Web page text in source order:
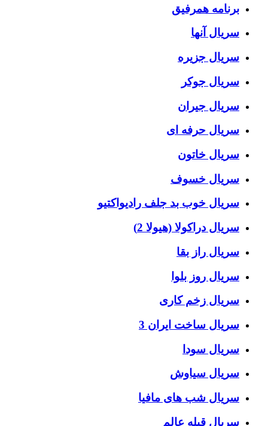
برنامه همرفیق
سریال آنها
سریال جزیره
سریال جوکر
سریال جیران
سریال حرفه ای
سریال خاتون
سریال خسوف
سریال خوب بد جلف رادیواکتیو
سریال دراکولا (هیولا 2)
سریال راز بقا
سریال روز بلوا
سریال زخم کاری
سریال ساخت ایران 3
سریال سودا
سریال سیاوش
سریال شب های مافیا
سریال قبله عالم